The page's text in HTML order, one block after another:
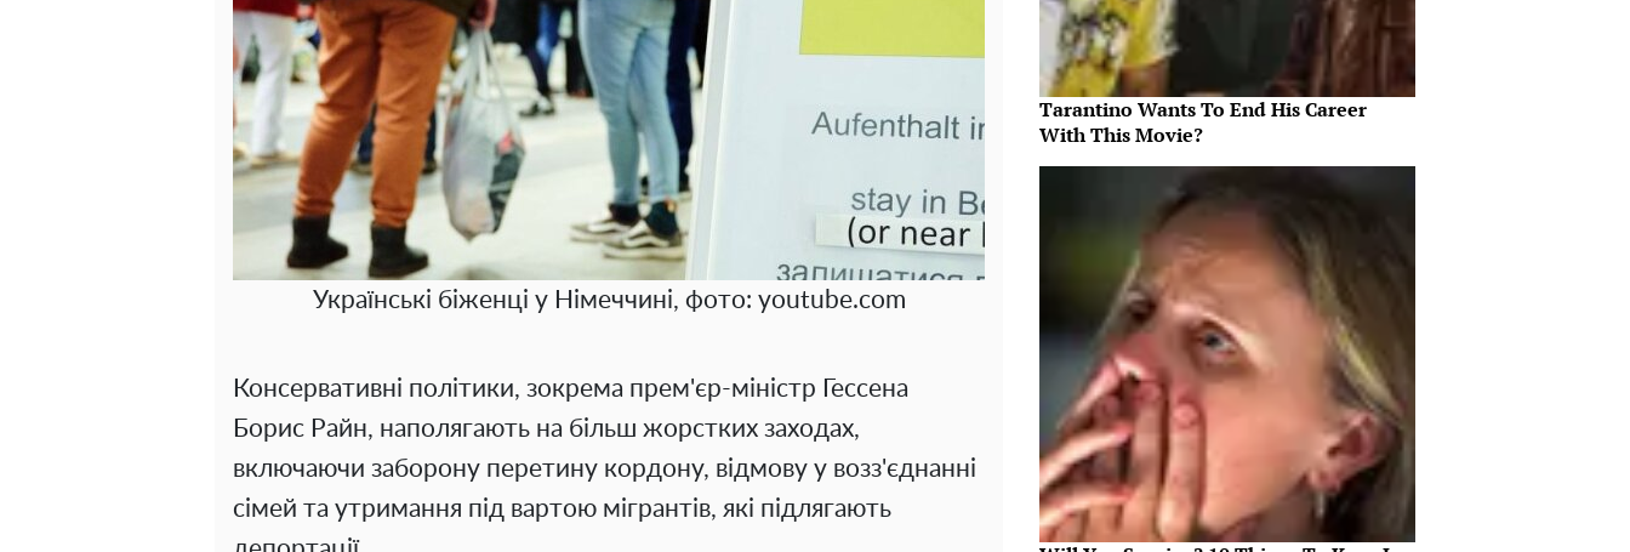
Українські біженці у Німеччині, фото: youtube.com
Консервативні політики, зокрема прем'єр-міністр Гессена
Борис Райн, наполягають на більш жорстких заходах,
включаючи заборону перетину кордону, відмову у возз'єднанні
сімей та утримання під вартою мігрантів, які підлягають
Tarantino Wants To End His Career
With This Movie?